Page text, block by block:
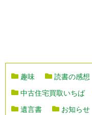
趣味 読書の感想
中古住宅買取いちば
遺言書
お知らせ